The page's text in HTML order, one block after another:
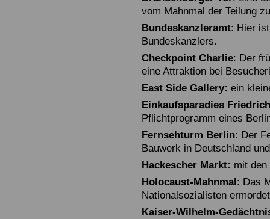
vom Mahnmal der Teilung
Bundeskanzleramt: Hier
Bundeskanzlers.
Checkpoint Charlie: Der
eine Attraktion bei
East Side Gallery: ein
Einkaufsparadies
Pflichtprogramm eines
Fernsehturm Berlin: Der
Bauwerk in Deutschland
Hackescher Markt: mit
Holocaust-Mahnmal : Das
Nationalsozialisten
Kaiser-Wilhelm-